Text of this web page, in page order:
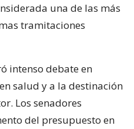
una de las más
tramitaciones
intenso debate en
salud y a la destinación
Los senadores
del presupuesto en